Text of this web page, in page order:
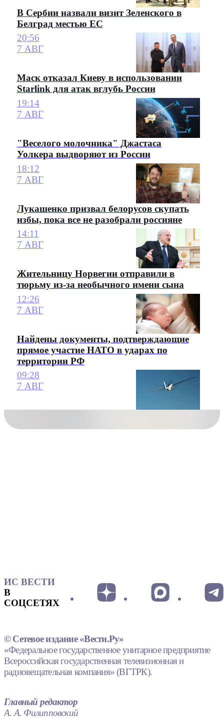
В Сербии назвали визит Зеленского в
Белград местью ЕС
20:56
7 АВГ
Маск отказал Киеву в использовании
Starlink для атак вглубь России
19:14
7 АВГ
"Веселого молочника" Джастаса
Уолкера выдворяют из России
18:12
7 АВГ
Лукашенко призвал белорусов скупать
избы, пока все не разобрали россияне
14:11
7 АВГ
Жительницу Норвегии отправили в
тюрьму из-за необычного имени сына
12:26
7 АВГ
Найдены документы, подтверждающие
прямое участие НАТО в ударах по
территории РФ
09:28
7 АВГ
ИС ВЕСТИ
В
СОЦСЕТЯХ
© Сетевое издание «Вести.Ру»
«Федеральное государственное унитарное предприятие
Всероссийская государственная телевизионная и
радиовещательная компания» (ВГТРК).
Главный редактор
А. А. Филипповский